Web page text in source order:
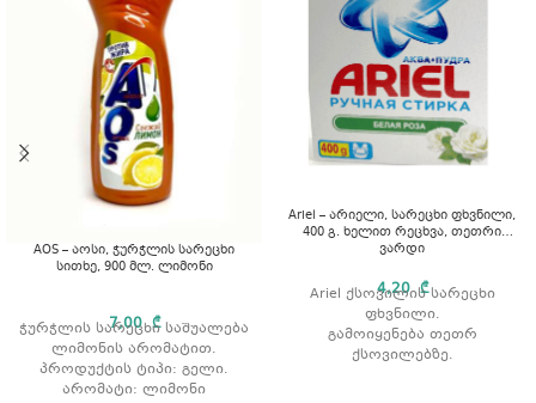
AOS – აოსი, ჭურჭლის სარეცხი
სითხე, 900 მლ. ლიმონი
7,00₾
ჭურჭლის სარეცხი საშუალება
ლიმონის არომატით.
პროდუქტის ტიპი: გელი.
არომატი: ლიმონი
Ariel – არიელი, სარეცხი ფხვნილი,
400 გ. ხელით რეცხვა, თეთრი
ვარდი
4,20₾
Ariel ქსოვილის სარეცხი
ფხვნილი.
გამოიყენება თეთრ
ქსოვილებზე.